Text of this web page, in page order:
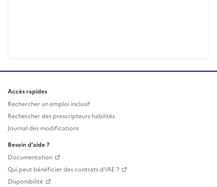
Accès rapides
Rechercher un emploi inclusif
Rechercher des prescripteurs habilités
Journal des modifications
Besoin d'aide ?
Documentation
Qui peut bénéficier des contrats d'IAE ?
Disponibilité